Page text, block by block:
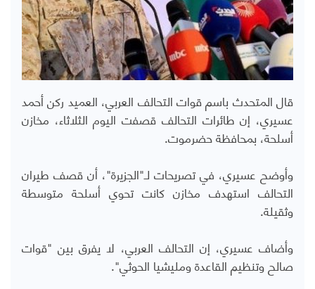
قال المتحدث باسم قوات التحالف العربي، العميد ركن أحمد
عسيري، إن طائرات التحالف قصفت اليوم الثلاثاء، مخازن
أسلحة، بمحافظة حضرموت.
وأوضح عسيري، في تصريحات لـ"الجزيرة"، أن قصف طيران
التحالف استهدف مخازن كانت تحوي أسلحة متوسطة
وثقيلة.
وأضاف عسيري، إن التحالف العربي، لا يفرق بين "قوات
صالح وتنظيم القاعدة ومليشيا الحوثي".